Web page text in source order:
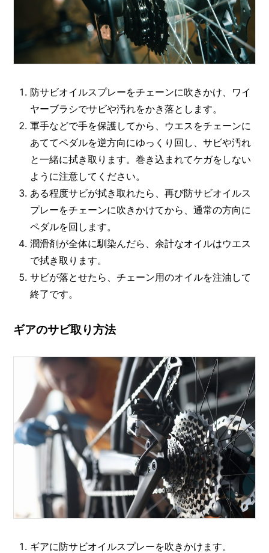
防サビオイルスプレーをチェーンに吹きかけ、ワイ
ヤーブラシでサビや汚れをかき落とします。
軍手などで手を保護してから、ウエスをチェーンに
あててペダルを逆方向にゆっくり回し、サビや汚れ
と一緒に拭き取ります。巻き込まれてケガをしない
ように注意してください。
ある程度サビが拭き取れたら、再び防サビオイルス
プレーをチェーンに吹きかけてから、通常の方向に
ペダルを回します。
潤滑剤が全体に馴染んだら、余計なオイルはウエス
で拭き取ります。
サビが落とせたら、チェーン用のオイルを注油して
終了です。
ギアのサビ取り方法
ギアに防サビオイルスプレーを吹きかけます。